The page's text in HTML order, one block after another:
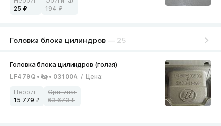
25 194
Головка блока цилиндров — 25
LF479Q 03100A / Цена:
15 779 63 673